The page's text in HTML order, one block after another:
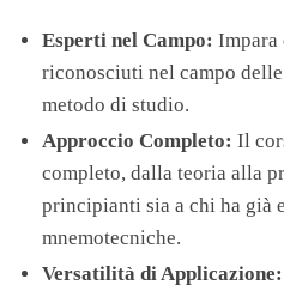
Esperti nel Campo: Impara
riconosciuti nel campo
metodo di studio.
Approccio Completo: Il
completo, dalla teoria alla
principianti sia a chi ha già
mnemotecniche.
Versatilità di Applicazione: